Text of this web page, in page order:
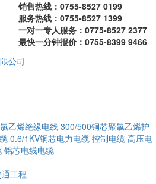
销售热线：0755-8527 0199
服务热线：0755-8527 1399
一对一专人服务：0775-8527 2377
最快一分钟报价：0755-8399 9466
乙烯绝缘电线 300/500铜芯聚氯乙烯护
0.6/1KV铜芯电力电缆 控制电缆 高压电
铝芯电线电缆
工程